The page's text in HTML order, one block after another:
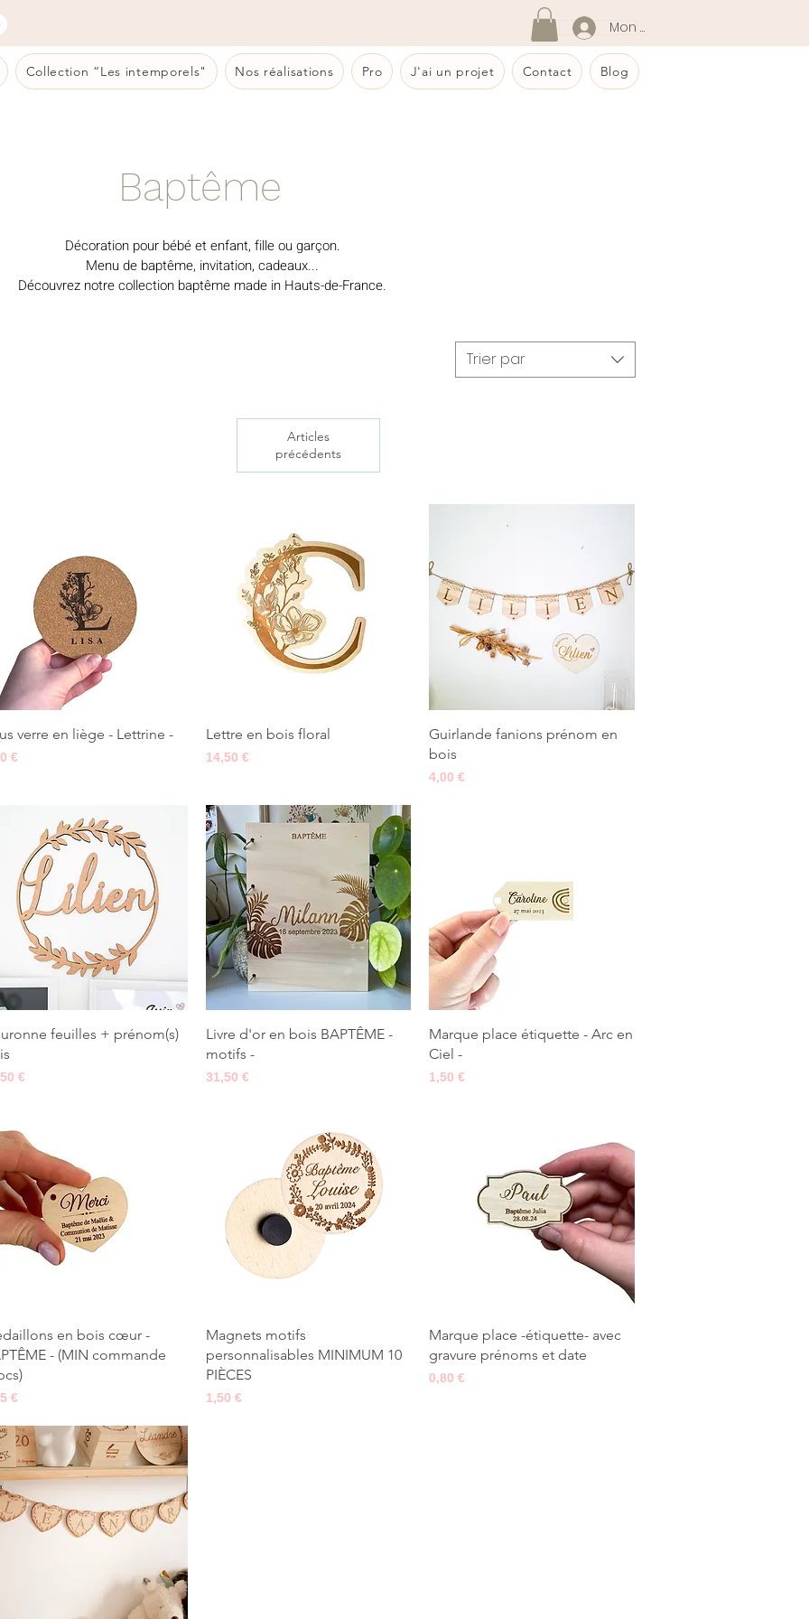
Mon compte
Collection “Les intemporels" Nos réalisations Pro J'ai un projet Contact Blog
Baptême
Décoration pour bébé et enfant, fille ou garçon.
Menu de baptême, invitation, cadeaux...
Découvrez notre collection baptême made in Hauts-de-France.
Trier par
Articles
précédents
Aperçu rapide
verre en liège - Lettrine -
€
Aperçu rapide
Lettre en bois floral
Prix
14,50 €
Aperçu rapide
Guirlande fanions prénom en
bois
Prix
4,00 €
Aperçu rapide
feuilles + prénom(s)
€
Aperçu rapide
Livre d'or en bois BAPTÊME -
motifs -
Prix
31,50 €
Aperçu rapide
Marque place étiquette - Arc en
Ciel -
Prix
1,50 €
Aperçu rapide
en bois cœur -
- (MIN commande
€
Aperçu rapide
Magnets motifs
personnalisables MINIMUM 10
PIÈCES
Prix
1,50 €
Aperçu rapide
Marque place -étiquette- avec
gravure prénoms et date
Prix
0,80 €